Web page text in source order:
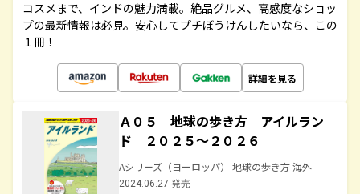
コスメまで、インドの魅力満載。絶品グルメ、高感度なショッ
プの最新情報は必見。安心してプチぼうけんしたいなら、この
１冊！
詳細を見る
Ａ０５ 地球の歩き方 アイルラン
ド ２０２５～２０２６
Aシリーズ（ヨーロッパ） 地球の歩き方 海外
2024.06.27 発売